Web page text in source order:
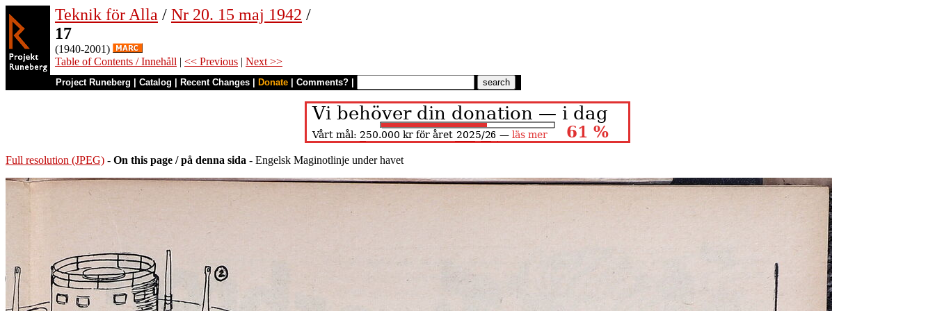
Teknik för Alla / Nr 20. 15 maj 1942 /
17
(1940-2001)
Table of Contents / Innehåll | << Previous | Next >>
Project Runeberg Catalog Recent Changes Donate Comments?
Full resolution (JPEG) - On this page / på denna sida - Engelsk Maginotlinje under havet